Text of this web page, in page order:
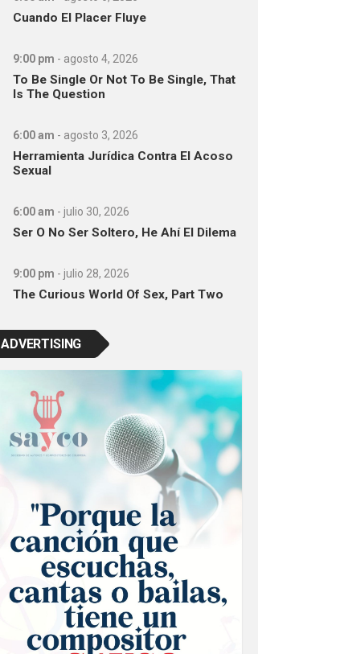
Cuando El Placer Fluye
9:00 pm - agosto 4, 2026
To Be Single Or Not To Be Single, That
Is The Question
6:00 am - agosto 3, 2026
Herramienta Jurídica Contra El Acoso
Sexual
6:00 am - julio 30, 2026
Ser O No Ser Soltero, He Ahí El Dilema
9:00 pm - julio 28, 2026
The Curious World Of Sex, Part Two
ADVERTISING